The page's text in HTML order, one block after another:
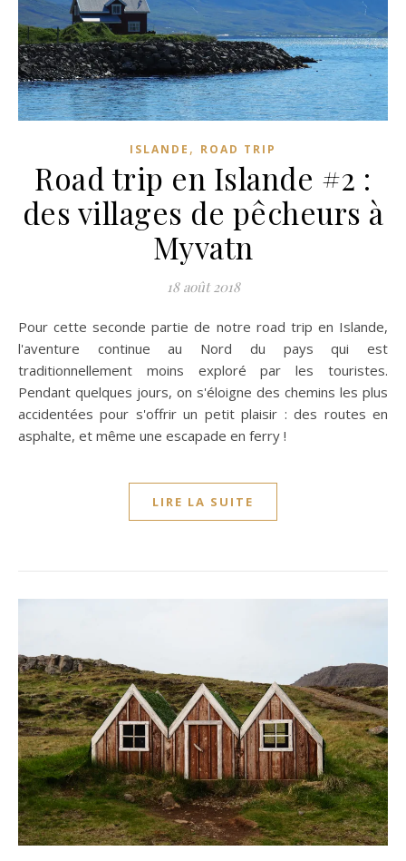
ISLANDE , ROAD TRIP
Road trip en Islande #2 :
des villages de pêcheurs à
Myvatn
18 août 2018
Pour cette seconde partie de notre road trip en Islande,
l'aventure continue au Nord du pays qui est
traditionnellement moins exploré par les touristes.
Pendant quelques jours, on s'éloigne des chemins les plus
accidentées pour s'offrir un petit plaisir : des routes en
asphalte, et même une escapade en ferry !
LIRE LA SUITE